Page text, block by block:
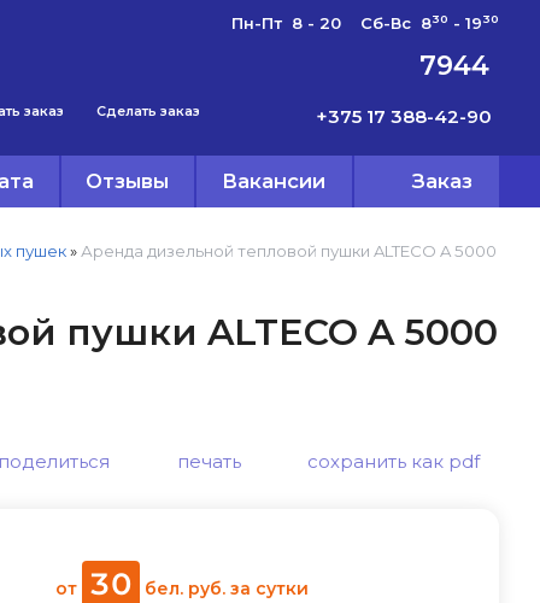
заказ Сделать заказ
Пн-Пт 8 - 20 Сб-Вс 830 - 1930
7944
+375 17 388-42-90
Отзывы Вакансии Заказ
пушек » Аренда дизельной тепловой пушки ALTECO A 5000
пушки ALTECO A 5000
печать сохранить как pdf
от 30 бел. руб. за сутки